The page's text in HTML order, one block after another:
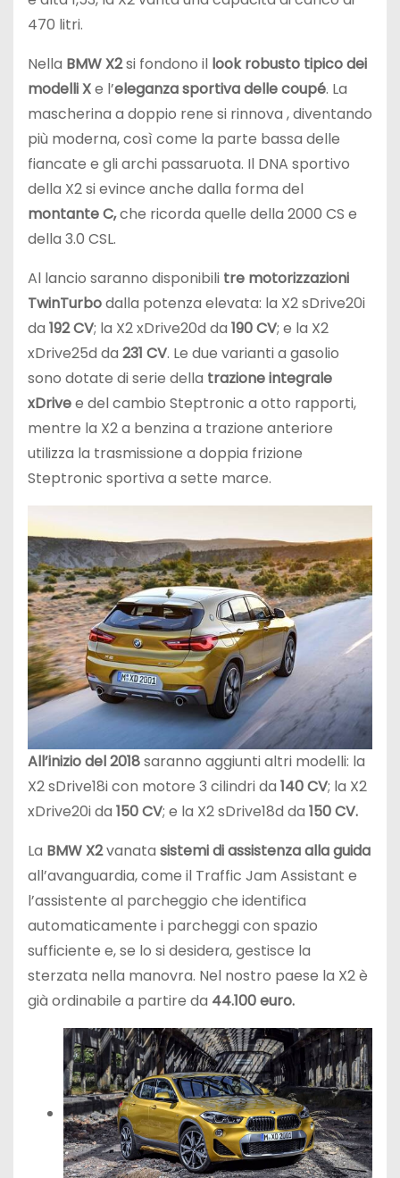
470 litri.
Nella BMW X2si fondono il look robusto tipico dei
modelli Xe l’eleganza sportiva delle coupé. La
mascherina a doppio rene si rinnova , diventando
più moderna, così come la parte bassa delle
fiancate e gli archi passaruota. Il DNA sportivo
della X2 si evince anche dalla forma del
montante C,che ricorda quelle della 2000 CS e
della 3.0 CSL.
Al lancio saranno disponibili tre motorizzazioni
TwinTurbodalla potenza elevata: la X2 sDrive20i
da 192 CV; la X2 xDrive20d da 190 CV; e la X2
xDrive25d da 231 CV. Le due varianti a gasolio
sono dotate di serie della trazione integrale
xDrivee del cambio Steptronic a otto rapporti,
mentre la X2 a benzina a trazione anteriore
utilizza la trasmissione a doppia frizione
Steptronic sportiva a sette marce.
All’inizio del 2018saranno aggiunti altri modelli: la
X2 sDrive18i con motore 3 cilindri da 140 CV; la X2
xDrive20i da 150 CV; e la X2 sDrive18d da 150 CV.
La BMW X2vanata sistemi di assistenza alla guida
all’avanguardia, come il Traffic Jam Assistant e
l’assistente al parcheggio che identifica
automaticamente i parcheggi con spazio
sufficiente e, se lo si desidera, gestisce la
sterzata nella manovra. Nel nostro paese la X2 è
già ordinabile a partire da 44.100 euro.